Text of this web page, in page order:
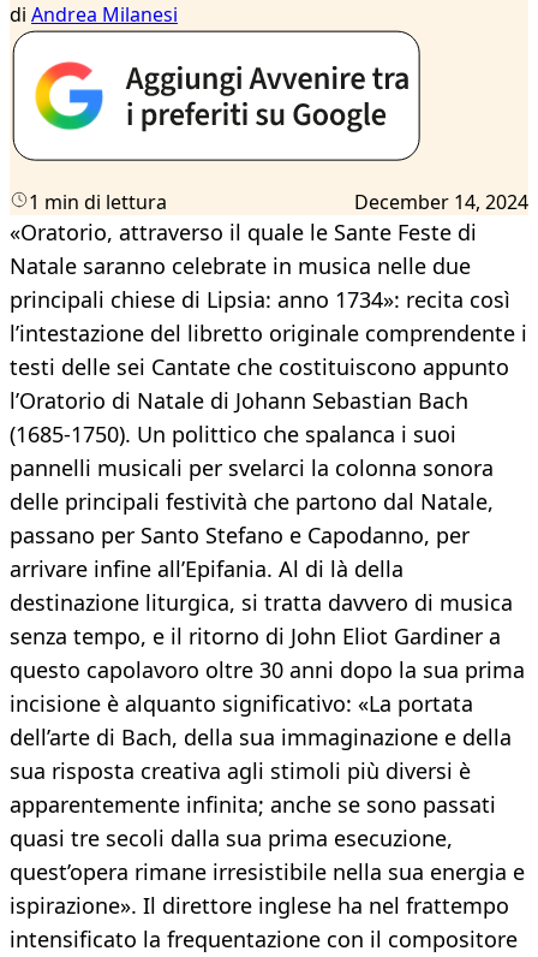
di Andrea Milanesi
1 min di lettura December 14, 2024
«Oratorio, attraverso il quale le Sante Feste di
Natale saranno celebrate in musica nelle due
principali chiese di Lipsia: anno 1734»: recita così
l’intestazione del libretto originale comprendente i
testi delle sei Cantate che costituiscono appunto
l’Oratorio di Natale di Johann Sebastian Bach
(1685-1750). Un polittico che spalanca i suoi
pannelli musicali per svelarci la colonna sonora
delle principali festività che partono dal Natale,
passano per Santo Stefano e Capodanno, per
arrivare infine all’Epifania. Al di là della
destinazione liturgica, si tratta davvero di musica
senza tempo, e il ritorno di John Eliot Gardiner a
questo capolavoro oltre 30 anni dopo la sua prima
incisione è alquanto significativo: «La portata
dell’arte di Bach, della sua immaginazione e della
sua risposta creativa agli stimoli più diversi è
apparentemente infinita; anche se sono passati
quasi tre secoli dalla sua prima esecuzione,
quest’opera rimane irresistibile nella sua energia e
ispirazione». Il direttore inglese ha nel frattempo
intensificato la frequentazione con il compositore